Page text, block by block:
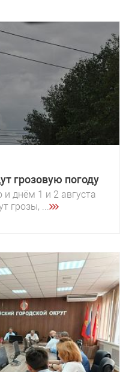
грозовую погоду
днём 1 и 2 августа
грозы, ...